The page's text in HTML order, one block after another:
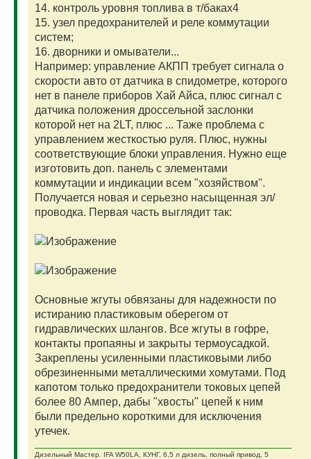
14. контроль уровня топлива в т/баках4
15. узел предохранителей и реле коммутации
систем;
16. дворники и омыватели...
Например: управление АКПП требует сигнала о
скорости авто от датчика в спидометре, которого
нет в панеле приборов Хай Айса, плюс сигнал с
датчика положения дроссельной заслонки
которой нет на 2LT, плюс ... Таже проблема с
управлением жесткостью руля. Плюс, нужны
соответствующие блоки управления. Нужно еще
изготовить доп. панель с элементами
коммутации и индикации всем "хозяйством".
Получается новая и серьезно насыщенная эл/
проводка. Первая часть выглядит так:
Основные жгуты обвязаны для надежности по
истиранию пластиковым оберегом от
гидравлических шлангов. Все жгуты в гофре,
контакты пропаяны и закрыты термоусадкой.
Закреплены усиленными пластиковыми либо
обрезиненными металлическими хомутами. Под
капотом только предохранители токовых цепей
более 80 Ампер, дабы "хвосты" цепей к ним
были предельно короткими для исключения
утечек.
Дизельный Мастер. IFA W50LA, КУНГ, 6,5 л дизель, полный привод, 5